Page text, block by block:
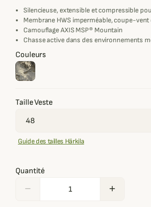
Silencieuse, extensible et compressible
Membrane HWS imperméable, coupe-
Camouflage AXIS MSP® Mountain
Chasse active dans des environnements
Couleurs
Taille Veste
Guide des tailles Härkila
Quantité
remove add